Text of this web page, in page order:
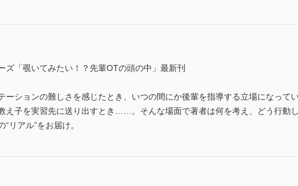
ズ「覗いてみたい！？先輩OTの頭の中」最新刊
ーションの難しさを感じたとき、いつの間にか後輩を指導する立場になって
え子を実習先に送り出すとき……。そんな場面で著者は何を考え、どう行動
“リアル”をお届け。